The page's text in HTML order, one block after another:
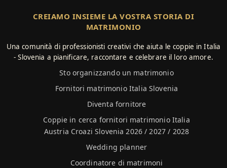
CREIAMO INSIEME LA VOSTRA STORIA DI
MATRIMONIO
Una comunità di professionisti creativi che aiuta le coppie in Italia
- Slovenia a pianificare, raccontare e celebrare il loro amore.
Sto organizzando un matrimonio
Fornitori matrimonio Italia Slovenia
Diventa fornitore
Coppie in cerca fornitori matrimonio Italia
Austria Croazi Slovenia 2026 / 2027 / 2028
Wedding planner
Coordinatore di matrimoni